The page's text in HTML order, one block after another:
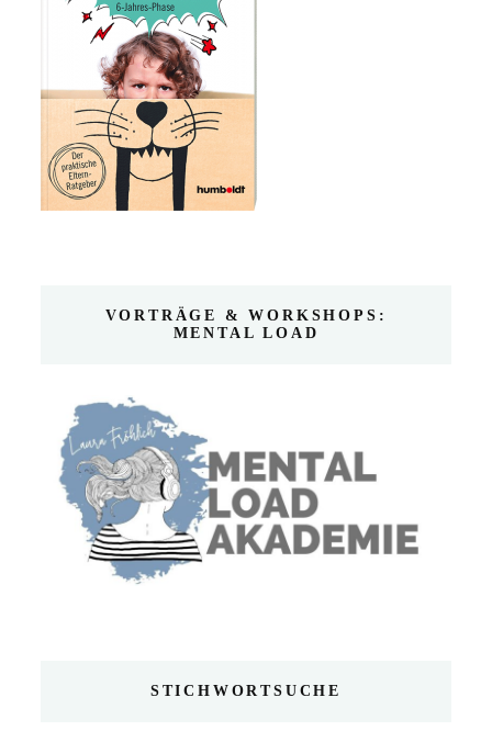
VORTRÄGE & WORKSHOPS:
MENTAL LOAD
STICHWORTSUCHE